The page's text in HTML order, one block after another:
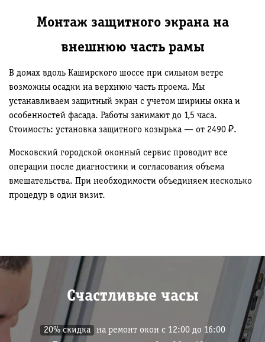
Монтаж защитного экрана на
внешнюю часть рамы
В домах вдоль Каширского шоссе при сильном ветре
возможны осадки на верхнюю часть проема. Мы
устанавливаем защитный экран с учетом ширины окна и
особенностей фасада. Работы занимают до 1,5 часа.
Стоимость: установка защитного козырька — от 2490 ₽.
Московский городской оконный сервис проводит все
операции после диагностики и согласования объема
вмешательства. При необходимости объединяем несколько
процедур в один визит.
Счастливые часы
20% скидка
на ремонт окон с 12:00 до 16:00